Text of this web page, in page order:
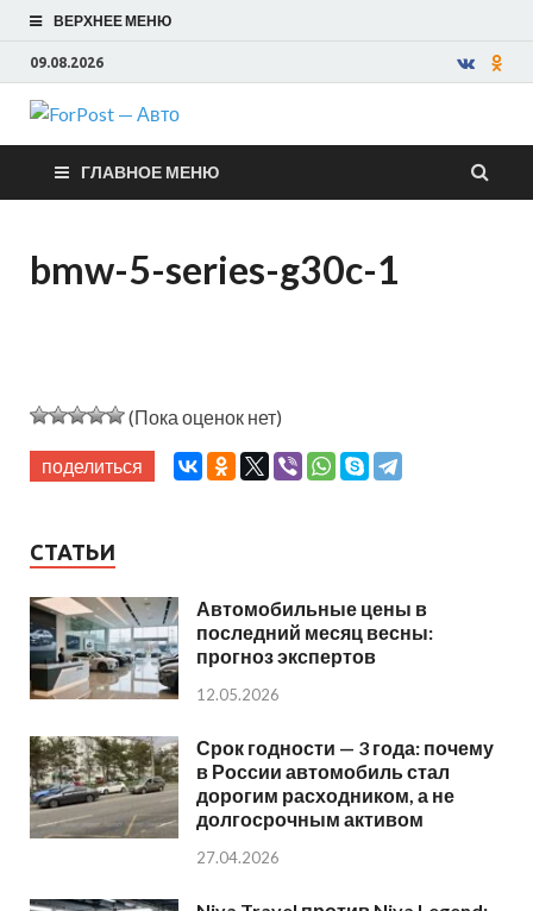
ВЕРХНЕЕ МЕНЮ
09.08.2026
ForPost —
Авто
ГЛАВНОЕ МЕНЮ
bmw-5-series-g30c-1
(Пока оценок нет)
поделиться
СТАТЬИ
Автомобильные цены в
последний месяц весны:
прогноз экспертов
12.05.2026
Срок годности — 3 года: почему
в России автомобиль стал
дорогим расходником, а не
долгосрочным активом
27.04.2026